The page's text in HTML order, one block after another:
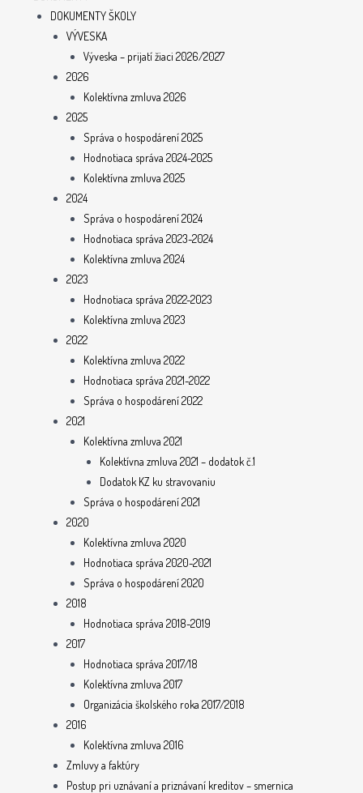
DOKUMENTY ŠKOLY
VÝVESKA
Výveska – prijatí žiaci 2026/2027
2026
Kolektívna zmluva 2026
2025
Správa o hospodárení 2025
Hodnotiaca správa 2024-2025
Kolektívna zmluva 2025
2024
Správa o hospodárení 2024
Hodnotiaca správa 2023-2024
Kolektívna zmluva 2024
2023
Hodnotiaca správa 2022-2023
Kolektívna zmluva 2023
2022
Kolektívna zmluva 2022
Hodnotiaca správa 2021-2022
Správa o hospodárení 2022
2021
Kolektívna zmluva 2021
Kolektívna zmluva 2021 – dodatok č.1
Dodatok KZ ku stravovaniu
Správa o hospodárení 2021
2020
Kolektívna zmluva 2020
Hodnotiaca správa 2020-2021
Správa o hospodárení 2020
2018
Hodnotiaca správa 2018-2019
2017
Hodnotiaca správa 2017/18
Kolektívna zmluva 2017
Organizácia školského roka 2017/2018
2016
Kolektívna zmluva 2016
Zmluvy a faktúry
Postup pri uznávaní a priznávaní kreditov – smernica